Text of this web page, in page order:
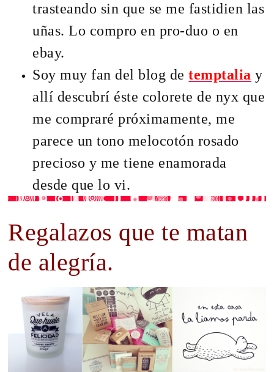
trasteando sin que se me fastidien las
uñas. Lo compro en pro-duo o en
ebay.
Soy muy fan del blog detemptalia y
allí descubrí éste colorete de nyx que
me compraré próximamente, me
parece un tono melocotón rosado
precioso y me tiene enamorada
desde que lo vi.
Regalazos que te matan
de alegría.